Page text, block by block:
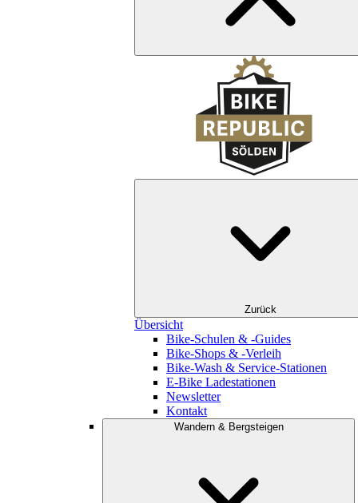
Zurück
Übersicht
Bike-Schulen & -Guides
Bike-Shops & -Verleih
Bike-Wash & Service-Stationen
E-Bike Ladestationen
Newsletter
Kontakt
Wandern & Bergsteigen